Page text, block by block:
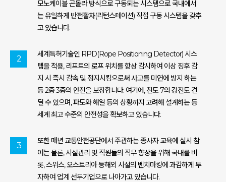
모노케이블 곤돌라 방식으로 구동되는 시스템으로 국내에서
는 유일하게 반전활차(리턴스테이션) 직접 구동 시스템을 갖추
고 있습니다.
2
세계특허기술인 RPD(Rope Positioning Detector) 시스
템을 적용, 리프트의 로프 위치를 항상 감시하여 이상 징후 감
지 시 즉시 감속 및 정지시킴으로써 사고를 미연에 방지 하는
등 2중 3중의 안전을 보장합니다. 여기에, 진도 7의 강진도 견
딜 수 있으며, 파도와 해일 등의 상황까지 고려해 설계하는 등
세계 최고 수준의 안전성을 확보하고 있습니다.
3
또한 매년 교통안전공단에서 주관하는 종사자 교육에 실시 참
여는 물론, 시설관리 및 직원들의 직무 향상을 위해 국내를 비
롯, 스위스, 오스트리아 등해외 시설의 벤치마킹에 과감하게 투
자하여 업계 선두기업으로 나아가고 있습니다.